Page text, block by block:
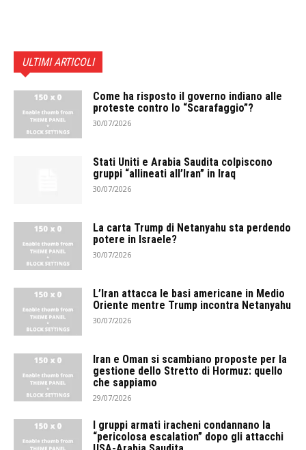
ULTIMI ARTICOLI
Come ha risposto il governo indiano alle
proteste contro lo “Scarafaggio”?
30/07/2026
Stati Uniti e Arabia Saudita colpiscono
gruppi “allineati all’Iran” in Iraq
30/07/2026
La carta Trump di Netanyahu sta perdendo
potere in Israele?
30/07/2026
L’Iran attacca le basi americane in Medio
Oriente mentre Trump incontra Netanyahu
30/07/2026
Iran e Oman si scambiano proposte per la
gestione dello Stretto di Hormuz: quello
che sappiamo
29/07/2026
I gruppi armati iracheni condannano la
“pericolosa escalation” dopo gli attacchi